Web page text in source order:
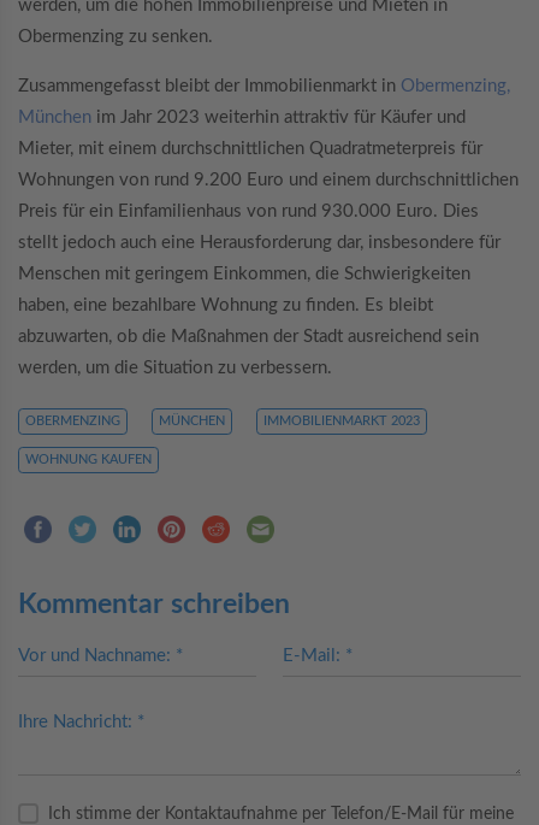
werden, um die hohen Immobilienpreise und Mieten in
Obermenzing zu senken.
Zusammengefasst bleibt der Immobilienmarkt in Obermenzing,
München im Jahr 2023 weiterhin attraktiv für Käufer und
Mieter, mit einem durchschnittlichen Quadratmeterpreis für
Wohnungen von rund 9.200 Euro und einem durchschnittlichen
Preis für ein Einfamilienhaus von rund 930.000 Euro. Dies
stellt jedoch auch eine Herausforderung dar, insbesondere für
Menschen mit geringem Einkommen, die Schwierigkeiten
haben, eine bezahlbare Wohnung zu finden. Es bleibt
abzuwarten, ob die Maßnahmen der Stadt ausreichend sein
werden, um die Situation zu verbessern.
OBERMENZING MÜNCHEN IMMOBILIENMARKT 2023
WOHNUNG KAUFEN
Kommentar schreiben
Vor und Nachname: * E-Mail: *
Ihre Nachricht: *
Ich stimme der Kontaktaufnahme per Telefon/E-Mail für meine